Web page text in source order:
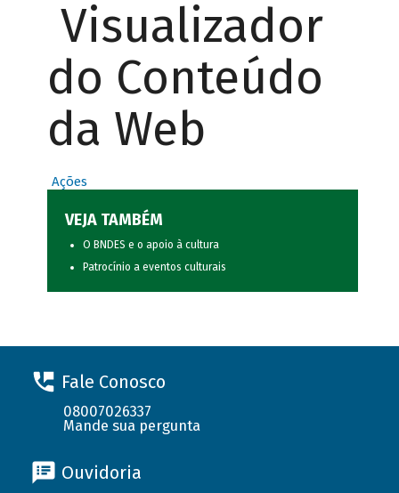
Visualizador
do Conteúdo
da Web
Ações
VEJA TAMBÉM
O BNDES e o apoio à cultura
Patrocínio a eventos culturais
Fale Conosco
08007026337
Mande sua pergunta
Ouvidoria